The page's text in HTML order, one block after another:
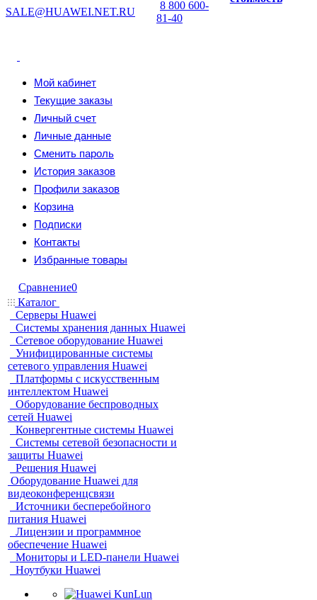
SALE@HUAWEI.NET.RU
8 800 600-
81-40
Мой кабинет
Текущие заказы
Личный счет
Личные данные
Сменить пароль
История заказов
Профили заказов
Корзина
Подписки
Контакты
Избранные товары
Сравнение0
Каталог
Серверы Huawei
Системы хранения данных Huawei
Сетевое оборудование Huawei
Унифицированные системы
сетевого управления Huawei
Платформы с искусственным
интеллектом Huawei
Оборудование беспроводных
сетей Huawei
Конвергентные системы Huawei
Системы сетевой безопасности и
защиты Huawei
Решения Huawei
Оборудование Huawei для
видеоконференцсвязи
Источники бесперебойного
питания Huawei
Лицензии и программное
обеспечение Huawei
Мониторы и LED-панели Huawei
Ноутбуки Huawei